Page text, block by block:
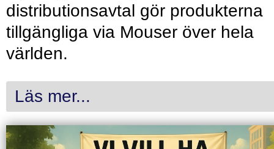
distributionsavtal gör produkterna
tillgängliga via Mouser över hela
världen.
Läs mer...